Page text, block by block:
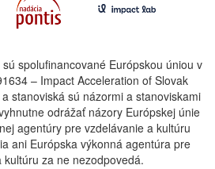
spolufinancované Európskou úniou v
– Impact Acceleration of Slovak
stanoviská sú názormi a stanoviskami
odrážať názory Európskej únie
agentúry pre vzdelávanie a kultúru
ani Európska výkonná agentúra pre
kultúru za ne nezodpovedá.